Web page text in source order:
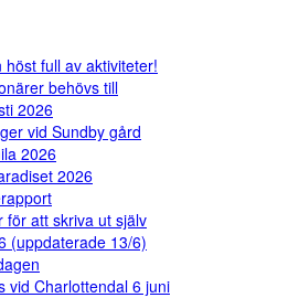
full av aktiviteter!
behövs till
2026
vid Sundby gård
2026
2026
för att skriva ut själv
(uppdaterade 13/6)
vid Charlottendal 6 juni